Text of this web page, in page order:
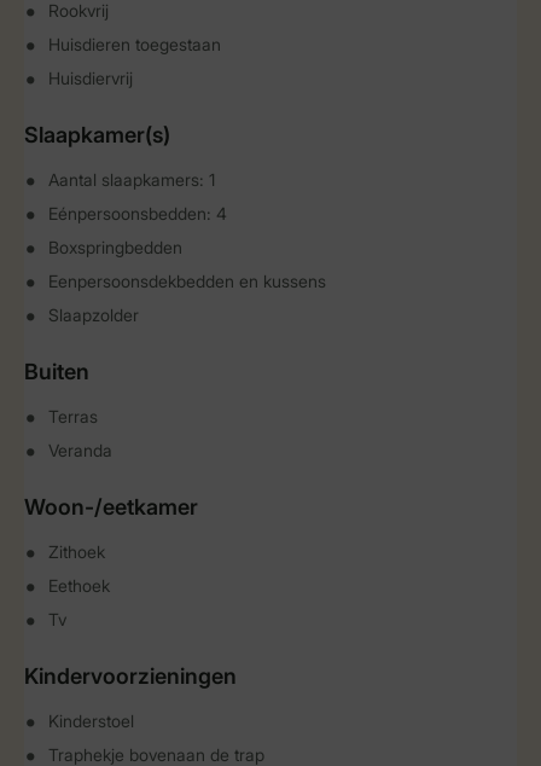
Rookvrij
Huisdieren toegestaan
Huisdiervrij
Slaapkamer(s)
Aantal slaapkamers: 1
Eénpersoonsbedden: 4
Boxspringbedden
Eenpersoonsdekbedden en kussens
Slaapzolder
Buiten
Terras
Veranda
Woon-/eetkamer
Zithoek
Eethoek
Tv
Kindervoorzieningen
Kinderstoel
Traphekje bovenaan de trap